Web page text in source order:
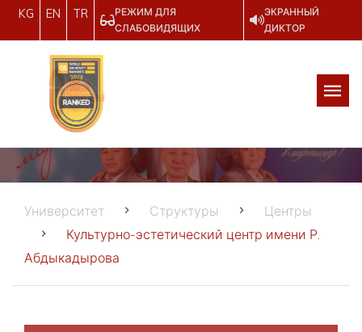
KG EN TR
РЕЖИМ ДЛЯ
СЛАБОВИДЯЩИХ
ЭКРАННЫЙ
ДИКТОР
Университет Структуры
Центры
Культурно-эстетический центр имени Р.
Абдыкадырова